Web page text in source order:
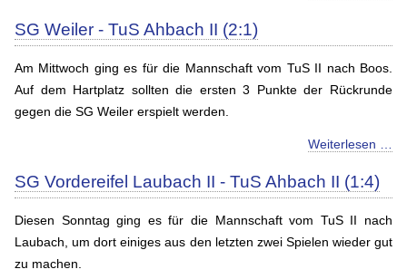
SG Weiler - TuS Ahbach II (2:1)
Am Mittwoch ging es für die Mannschaft vom TuS II nach Boos.
Auf dem Hartplatz sollten die ersten 3 Punkte der Rückrunde
gegen die SG Weiler erspielt werden.
Weiterlesen …
SG Vordereifel Laubach II - TuS Ahbach II (1:4)
Diesen Sonntag ging es für die Mannschaft vom TuS II nach
Laubach, um dort einiges aus den letzten zwei Spielen wieder gut
zu machen.